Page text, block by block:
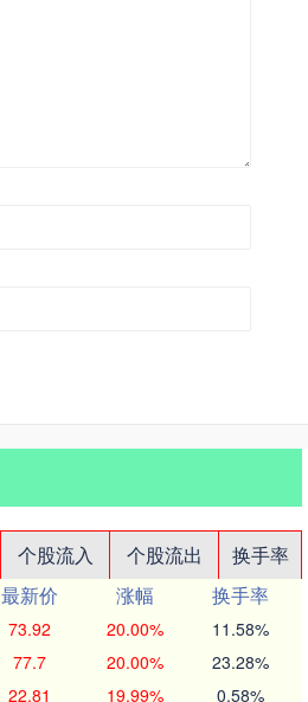
个股流入 个股流出
换手率
最新价 涨幅
换手率
73.92 20.00% 11.58%
77.7 20.00% 23.28%
22.81 19.99% 0.58%